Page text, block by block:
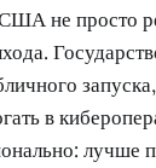
не просто
в
лучше